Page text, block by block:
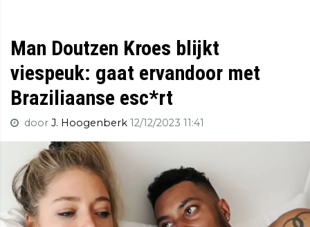
Man Doutzen Kroes blijkt
viespeuk: gaat ervandoor met
Braziliaanse esc*rt
door J. Hoogenberk 12/12/2023 11:41